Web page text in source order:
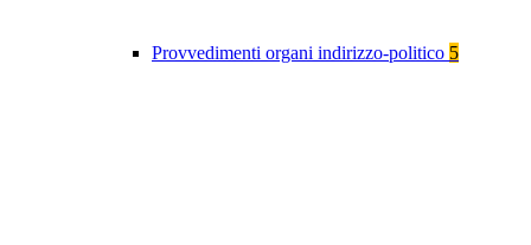
Provvedimenti organi indirizzo-politico 5